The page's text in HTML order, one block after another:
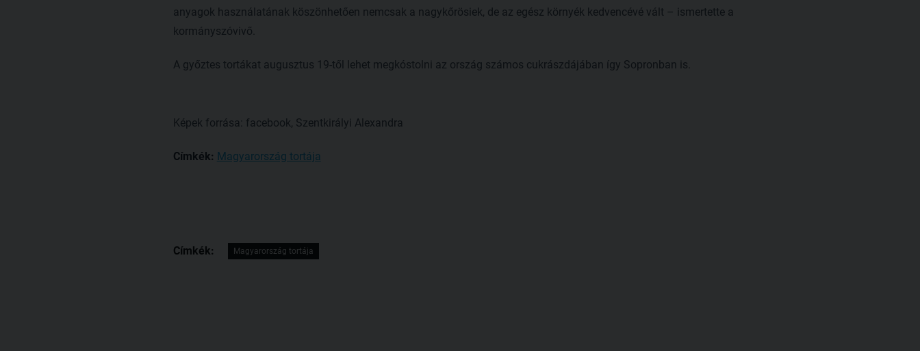
anyagok használatának köszönhetően nemcsak a nagykőrösiek, de az egész környék kedvencévé vált – ismertette a
kormányszóvivő.
A győztes tortákat augusztus 19-től lehet megkóstolni az ország számos cukrászdájában így Sopronban is.
Képek forrása: facebook, Szentkirályi Alexandra
Címkék: Magyarország tortája
Címkék: Magyarország tortája